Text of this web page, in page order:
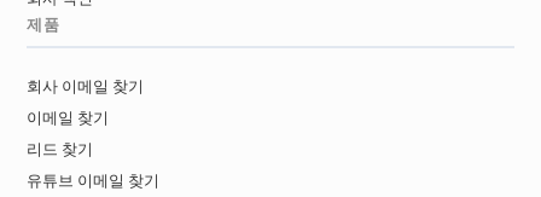
b***********@lewisham.gov.uk
s*******@lewisham.gov.uk
제품
회사 이메일 찾기
이메일 찾기
리드 찾기
유튜브 이메일 찾기